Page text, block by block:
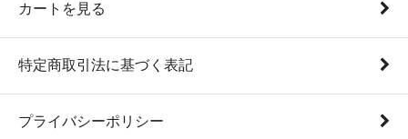
カートを見る
特定商取引法に基づく表記
プライバシーポリシー